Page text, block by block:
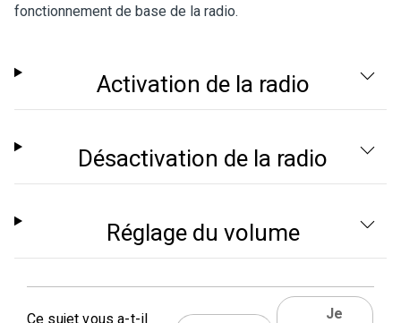
fonctionnement de base de la radio.
Activation de la radio
Désactivation de la radio
Réglage du volume
Ce sujet vous a-t-il
Je